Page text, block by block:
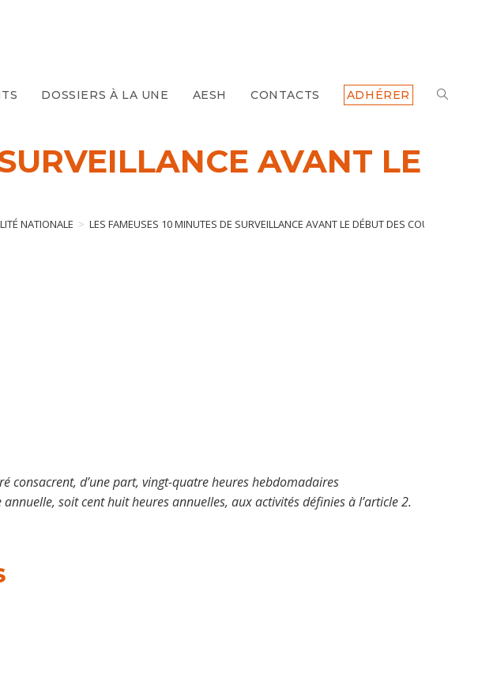
DOSSIERS À LA UNE AESH CONTACTS ADHÉRER TOGGLE
AVANT LE
NATIONALE > LES FAMEUSES 10 MINUTES DE SURVEILLANCE AVANT LE DÉBUT DES COURS…
consacrent, d’une part, vingt-quatre heures hebdomadaires
soit cent huit heures annuelles, aux activités définies à l’article 2.